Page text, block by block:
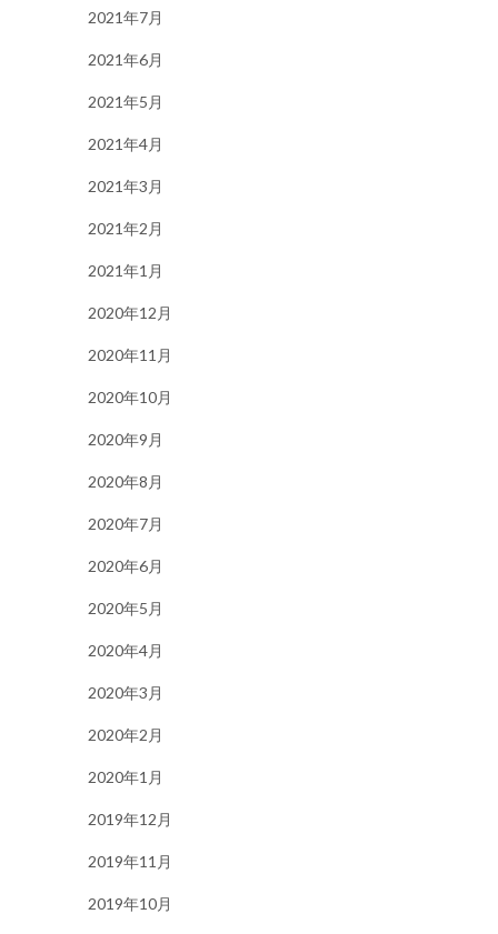
2021年7月
2021年6月
2021年5月
2021年4月
2021年3月
2021年2月
2021年1月
2020年12月
2020年11月
2020年10月
2020年9月
2020年8月
2020年7月
2020年6月
2020年5月
2020年4月
2020年3月
2020年2月
2020年1月
2019年12月
2019年11月
2019年10月